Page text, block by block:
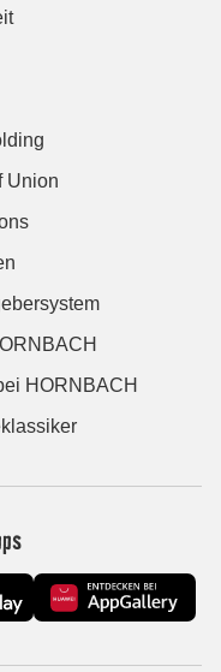
Union
HORNBACH